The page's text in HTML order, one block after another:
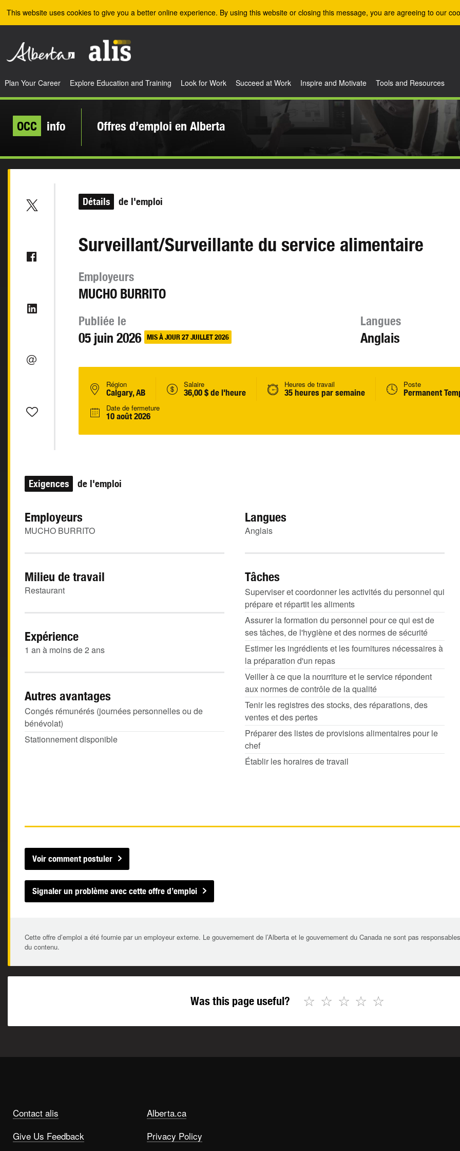
This website uses cookies to give you a better online experience. By using this website or closing this message, you are agreeing to our
Plan Your Career Explore Education and Training Look for Work Succeed at Work Inspire and Motivate Tools and Resources
OCC info Offres d’emploi en Alberta
Détails de l'emploi
Surveillant/Surveillante du service alimentaire
Employeurs
MUCHO BURRITO
Publiée le
05 juin 2026 MIS À JOUR 27 JUILLET 2026
Langues
Anglais
Région
Calgary, AB
Salaire
36,00 $ de l'heure
Heures de travail
35 heures par semaine
Poste
Permanent
Date de fermeture
10 août 2026
Exigences de l'emploi
Employeurs
MUCHO BURRITO
Langues
Anglais
Milieu de travail
Restaurant
Tâches
Superviser et coordonner les activités du personnel qui
prépare et répartit les aliments
Assurer la formation du personnel pour ce qui est de
ses tâches, de l'hygiène et des normes de sécurité
Estimer les ingrédients et les fournitures nécessaires à
la préparation d'un repas
Veiller à ce que la nourriture et le service répondent
aux normes de contrôle de la qualité
Tenir les registres des stocks, des réparations, des
ventes et des pertes
Préparer des listes de provisions alimentaires pour le
chef
Établir les horaires de travail
Expérience
1 an à moins de 2 ans
Autres avantages
Congés rémunérés (journées personnelles ou de
bénévolat)
Stationnement disponible
Voir comment postuler
Signaler un problème avec cette offre d’emploi
Cette offre d’emploi a été fournie par un employeur externe. Le gouvernement de l’Alberta et le gouvernement du Canada ne sont pas
du contenu.
Was this page useful? ☆
☆
☆
☆
☆
Contact alis
Give Us Feedback
Alberta.ca
Privacy Policy